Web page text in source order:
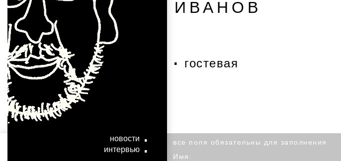
ИВАНОВ
гостевая
новости
интервью
все поля обязательны для заполнения
Имя: